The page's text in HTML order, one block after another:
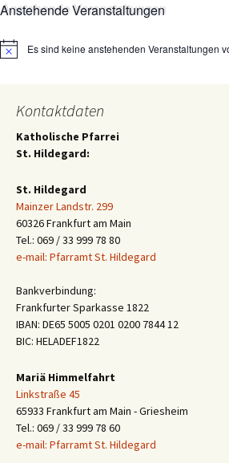
Anstehende Veranstaltungen
HinweisEs sind keine anstehenden Veranstaltungen
Kontaktdaten
Katholische Pfarrei
St. Hildegard:
St. Hildegard
Mainzer Landstr. 299
60326 Frankfurt am Main
Tel.: 069 / 33 999 78 80
e-mail: Pfarramt St. Hildegard
Bankverbindung:
Frankfurter Sparkasse 1822
IBAN: DE65 5005 0201 0200 7844 12
BIC: HELADEF1822
Mariä Himmelfahrt
Linkstraße 45
65933 Frankfurt am Main - Griesheim
Tel.: 069 / 33 999 78 60
e-mail: Pfarramt St. Hildegard